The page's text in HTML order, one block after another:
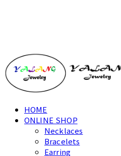
HOME
ONLINE SHOP
Necklaces
Bracelets
Earring